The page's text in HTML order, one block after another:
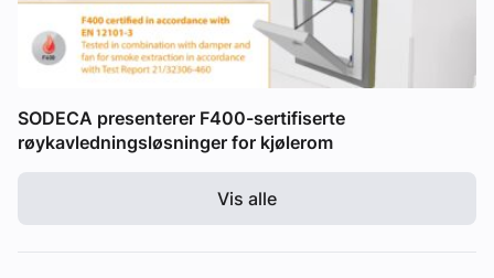
SODECA presenterer F400-sertifiserte
røykavledningsløsninger for kjølerom
Vis alle